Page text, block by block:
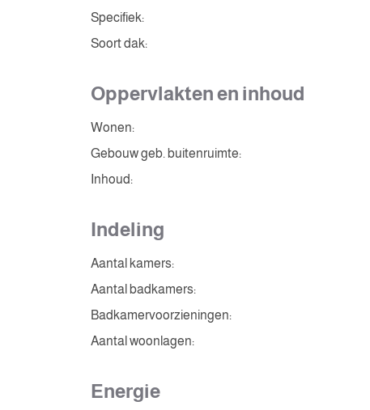
Specifiek:
Soort dak:
Oppervlakten en inhoud
Wonen:
Gebouw geb. buitenruimte:
Inhoud:
Indeling
Aantal kamers:
Aantal badkamers:
Badkamervoorzieningen:
Aantal woonlagen:
Energie